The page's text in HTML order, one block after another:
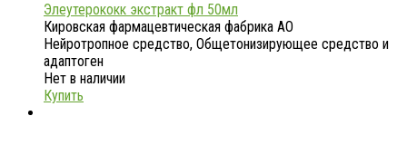
Элеутерококк экстракт фл 50мл
Кировская фармацевтическая фабрика АО
Нейротропное средство, Общетонизирующее средство и
адаптоген
Нет в наличии
Купить